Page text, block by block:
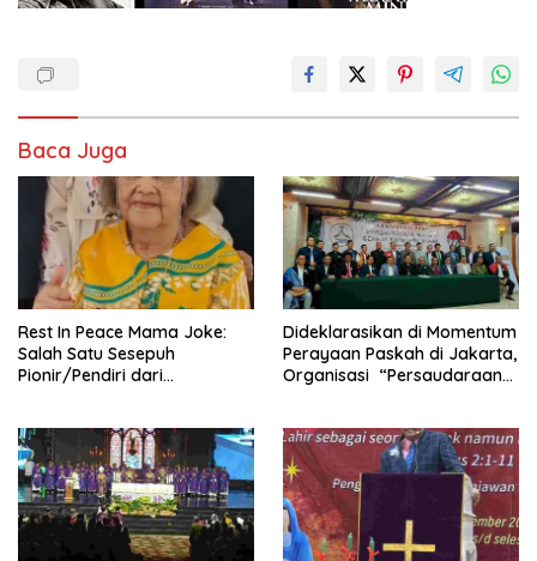
Baca Juga
Rest In Peace Mama Joke:
Salah Satu Sesepuh
Pionir/Pendiri dari
Indonesia Jemaat Pancaran
Kasih Allah.
Dideklarasikan di Momentum
Perayaan Paskah di Jakarta,
Organisasi “Persaudaraan
Menjadi Wadah
Kebersamaan Lintas
Denominasi untuk
Menghimpun Potensi Warga
Gereja Diaspora untuk
Menjawab Tantangan Sosial